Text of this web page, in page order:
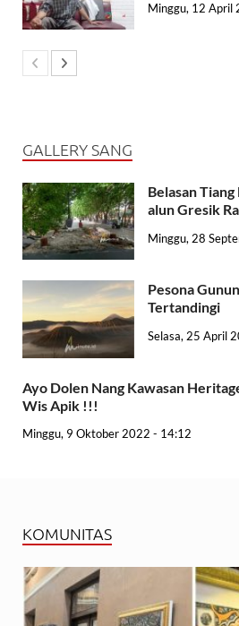
Minggu, 12 April
GALLERY SANG
Belasan
alun Gresik
Minggu, 28
Pesona
Tertandingi
Selasa, 25 April
Ayo Dolen Nang Kawasan
Wis Apik !!!
Minggu, 9 Oktober 2022 - 14:12
KOMUNITAS